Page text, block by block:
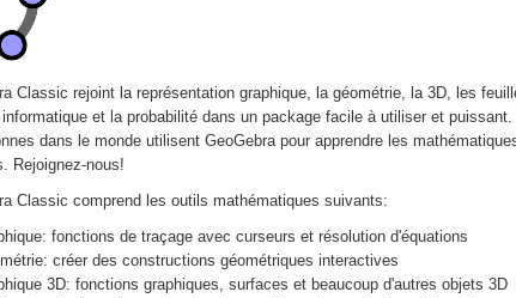
Classic rejoint la représentation graphique, la géométrie, la 3D, les
informatique et la probabilité dans un package facile à utiliser et puissant.
dans le monde utilisent GeoGebra pour apprendre les
Rejoignez-nous!
Classic comprend les outils mathématiques suivants:
fonctions de traçage avec curseurs et résolution d'équations
créer des constructions géométriques interactives
3D: fonctions graphiques, surfaces et beaucoup d'autres objets 3D